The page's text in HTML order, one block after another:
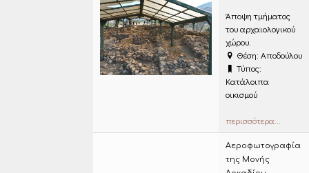
Άποψη τμήματος
του αρχαιολογικού
χώρου.
Θέση: Αποδούλου
Τύπος:
Κατάλοιπα
οικισμού
περισσότερα...
Αεροφωτογραφία
της Μονής